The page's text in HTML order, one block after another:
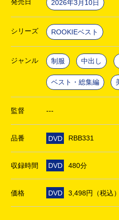
発売日 2026年3月10日
シリーズ ROOKIEベスト
ジャンル 制服 中出し
ベスト・総集編
監督 ---
品番 DVD RBB331
収録時間 DVD 480分
価格 DVD 3,498円（税込）